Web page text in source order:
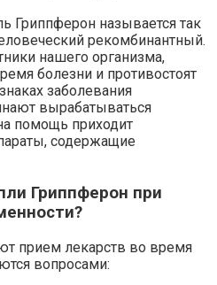
Гриппферон называется так
рекомбинантный.
нашего организма,
болезни и противостоят
заболевания
вырабатываться
помощь приходит
содержащие
Гриппферон при
прием лекарств во время
вопросами: